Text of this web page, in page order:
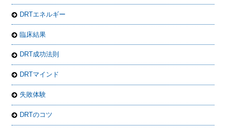
DRTエネルギー
臨床結果
DRT成功法則
DRTマインド
失敗体験
DRTのコツ